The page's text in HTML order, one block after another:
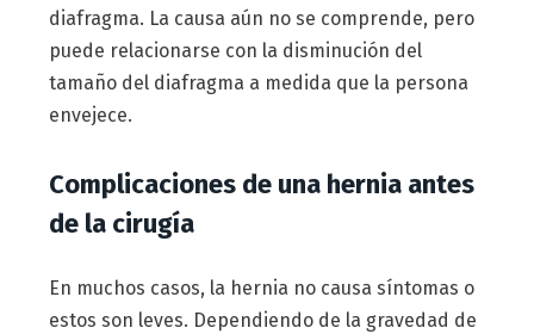
diafragma. La causa aún no se comprende, pero
puede relacionarse con la disminución del
tamaño del diafragma a medida que la persona
envejece.
Complicaciones de una hernia antes
de la cirugía
En muchos casos, la hernia no causa síntomas o
estos son leves. Dependiendo de la gravedad de